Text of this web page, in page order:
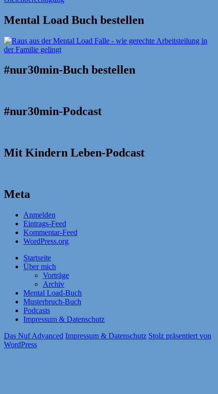
Mental Load Buch bestellen
#nur30min-Buch bestellen
#nur30min-Podcast
Mit Kindern Leben-Podcast
Meta
Anmelden
Eintrags-Feed
Kommentar-Feed
WordPress.org
Startseite
Über mich
Vorträge
Archiv
Mental Load-Buch
Musterbruch-Buch
Podcasts
Impressum & Datenschutz
Das Nuf Advanced Impressum & Datenschutz Stolz präsentiert von
WordPress